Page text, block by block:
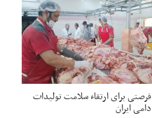
فرصتی برای ارتقاء سلامت تولیدات
دامی ایران